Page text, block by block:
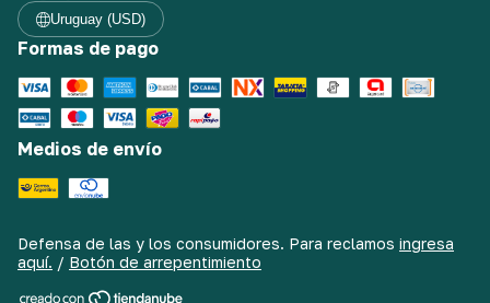
Uruguay (USD)
Formas de pago
Medios de envío
Defensa de las y los consumidores. Para reclamos ingresa
aquí. / Botón de arrepentimiento